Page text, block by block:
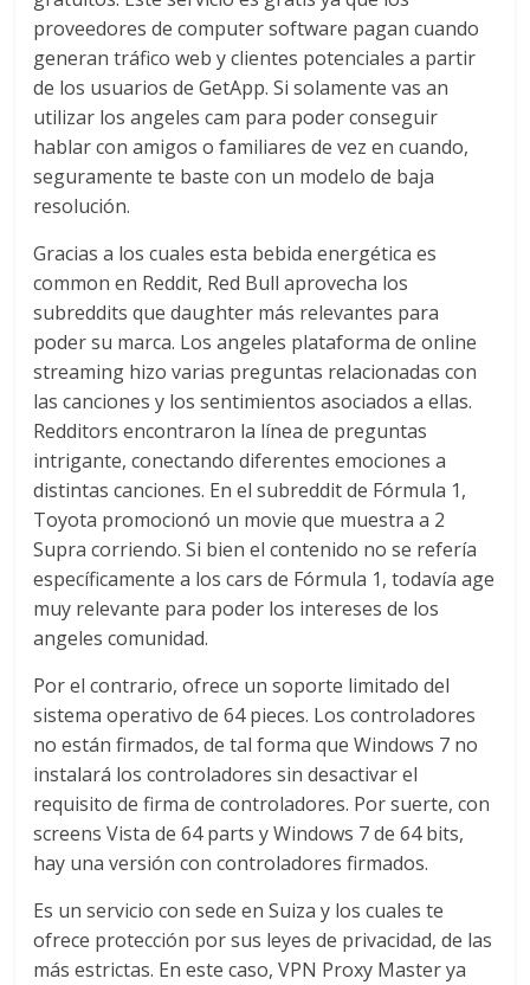
proveedores de computer software pagan cuando
generan tráfico web y clientes potenciales a partir
de los usuarios de GetApp. Si solamente vas an
utilizar los angeles cam para poder conseguir
hablar con amigos o familiares de vez en cuando,
seguramente te baste con un modelo de baja
resolución.
Gracias a los cuales esta bebida energética es
common en Reddit, Red Bull aprovecha los
subreddits que daughter más relevantes para
poder su marca. Los angeles plataforma de online
streaming hizo varias preguntas relacionadas con
las canciones y los sentimientos asociados a ellas.
Redditors encontraron la línea de preguntas
intrigante, conectando diferentes emociones a
distintas canciones. En el subreddit de Fórmula 1,
Toyota promocionó un movie que muestra a 2
Supra corriendo. Si bien el contenido no se refería
específicamente a los cars de Fórmula 1, todavía age
muy relevante para poder los intereses de los
angeles comunidad.
Por el contrario, ofrece un soporte limitado del
sistema operativo de 64 pieces. Los controladores
no están firmados, de tal forma que Windows 7 no
instalará los controladores sin desactivar el
requisito de firma de controladores. Por suerte, con
screens Vista de 64 parts y Windows 7 de 64 bits,
hay una versión con controladores firmados.
Es un servicio con sede en Suiza y los cuales te
ofrece protección por sus leyes de privacidad, de las
más estrictas. En este caso, VPN Proxy Master ya